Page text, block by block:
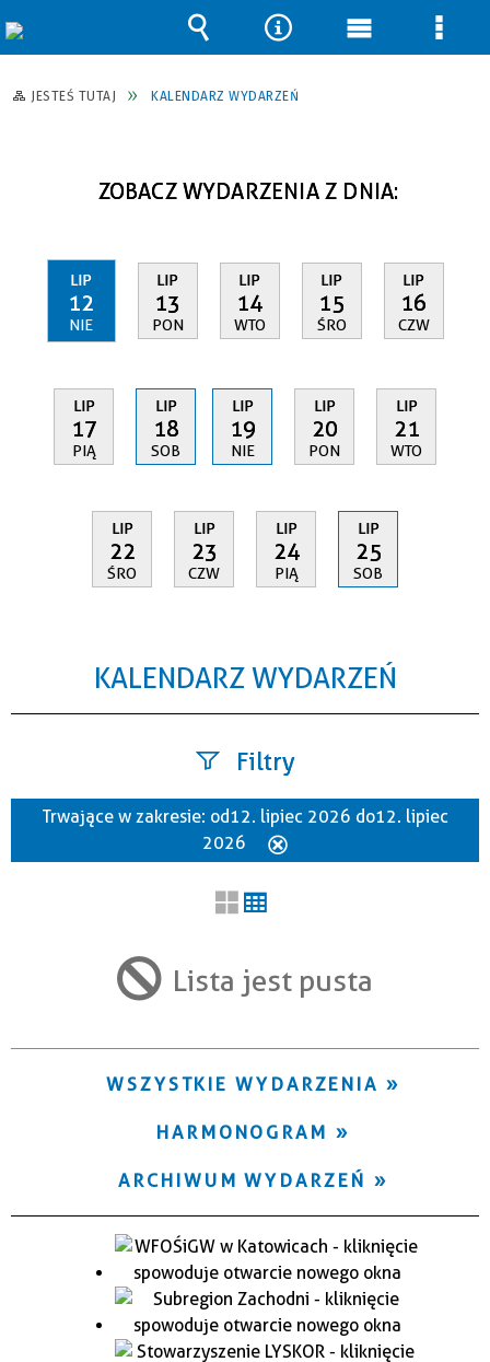
JESTEŚ TUTAJ KALENDARZ WYDARZEŃ
ZOBACZ WYDARZENIA Z DNIA:
LIP
12
NIE
LIP
13
PON
LIP
14
WTO
LIP
15
ŚRO
LIP
16
CZW
LIP
17
PIĄ
LIP
18
SOB
LIP
19
NIE
LIP
20
PON
LIP
21
WTO
LIP
22
ŚRO
LIP
23
CZW
LIP
24
PIĄ
LIP
25
SOB
KALENDARZ WYDARZEŃ
Filtry
Szukana fraza
Trwające w zakresie
Trwające w zakresie: od 12. lipiec 2026 do 12. lipiec
2026
Lista jest pusta
WSZYSTKIE WYDARZENIA
HARMONOGRAM
ARCHIWUM WYDARZEŃ
Wyszukiwarka
Narzędzia
Menu Menu